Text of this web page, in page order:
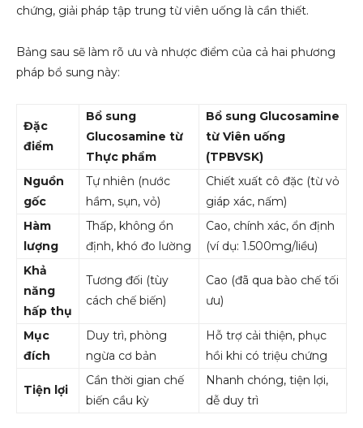
chứng, giải pháp tập trung từ viên uống là cần thiết.
Bảng sau sẽ làm rõ ưu và nhược điểm của cả hai phương
pháp bổ sung này:
Đặc
điểm
Bổ sung
Glucosamine từ
Thực phẩm
Bổ sung Glucosamine
từ Viên uống
(TPBVSK)
Nguồn
gốc
Tự nhiên (nước
hầm, sụn, vỏ)
Chiết xuất cô đặc (từ vỏ
giáp xác, nấm)
Hàm
lượng
Thấp, không ổn
định, khó đo lường
Cao, chính xác, ổn định
(ví dụ: 1.500mg/liều)
Khả
năng
hấp thụ
Tương đối (tùy
cách chế biến)
Cao (đã qua bào chế tối
ưu)
Mục
đích
Duy trì, phòng
ngừa cơ bản
Hỗ trợ cải thiện, phục
hồi khi có triệu chứng
Tiện lợi
Cần thời gian chế
biến cầu kỳ
Nhanh chóng, tiện lợi,
dễ duy trì